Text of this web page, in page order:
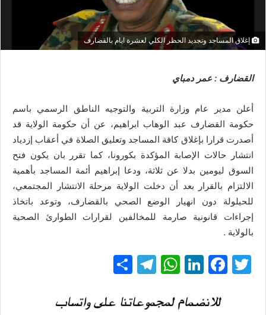
إغلاق المساجد وتجديد الحظر الكلي لعشرة ايام بالقضارف
القضارف : عمر دمباي
أعلن مدير عام وزارة التربية والتوجيه الناطق الرسمي باسم
حكومة القضارف عبد الوهاب ابراهيم، عن أن حكومة الولاية قد
أصدرت قرارا بإغلاق كافة المساجد وتعليق الصلاة في أعقاب إزدياد
انتشار حالات الإصابة المؤكدة بكورونا، كما تقرر بان يكون فتح
السوق ليومين بدلا عن ثلاثة، ودعا إبراهيم أئمة المساجد بأهمية
الالتزام بالقرار بعد أن دخلت الولاية مرحلة الانتشار المجتمعي،
للحيلولة دون انهيار الوضع الصحي بالقضارف، وتوعد باتخاذ
إجراءات قانونية صارمة للمخالفين لقرارات الطوارئ الصحية
بالولاية .
T
itt
F
c
Li
k
W
at
T
e ر